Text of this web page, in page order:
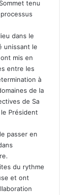
tenu
dans le
unissant le
mis en
entre les
à
de la
de Sa
Président
passer en
du rythme
et ont